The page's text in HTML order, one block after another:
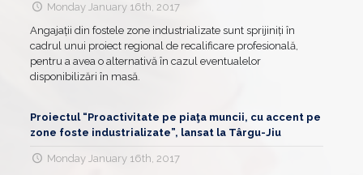
Monday January 16th, 2017
Angajații din fostele zone industrializate sunt sprijiniți în
cadrul unui proiect regional de recalificare profesională,
pentru a avea o alternativă în cazul eventualelor
disponibilizări în masă.
Proiectul “Proactivitate pe piaţa muncii, cu accent pe
zone foste industrializate”, lansat la Târgu-Jiu
Monday January 16th, 2017